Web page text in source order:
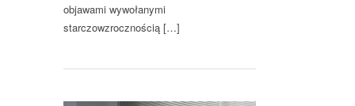
objawami wywołanymi
starczowzrocznością […]